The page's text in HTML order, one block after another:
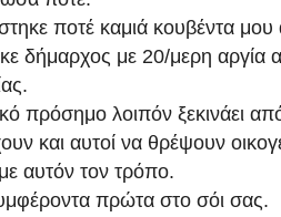
ποτέ καμιά κουβέντα μου
δήμαρχος με 20/μερη αργία
πρόσημο λοιπόν ξεκινάει
και αυτοί να θρέψουν
αυτόν τον τρόπο.
πρώτα στο σόι σας.